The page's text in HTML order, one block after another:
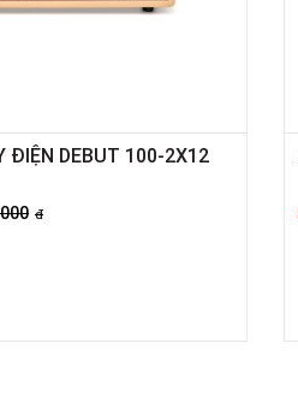
ĐIỆN DEBUT 100-2X12
đ